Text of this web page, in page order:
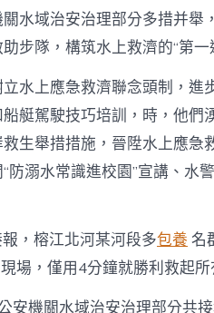
水域治安治理部分多措并舉
步隊，構筑水上救濟的“第一
水上應急救濟聯念頭制，進
艇駕駛技巧培訓，時，他們
生舉措措施，晉陞水上應急
溺水常識進校園”宣講、水
，榕江北河某河段多包養 名
場，僅用4分鐘就勝利救起所
安機關水域治安治理部分共